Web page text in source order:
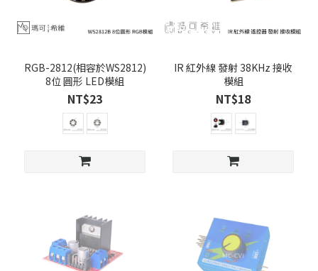
RGB-2812(相容於WS2812)
8位 圓形 LED模組
NT$23
IR 紅外線 發射 38KHz 接收
模組
NT$18